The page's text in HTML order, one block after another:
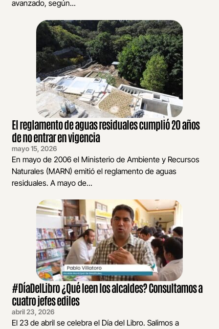
avanzado, según...
El reglamento de aguas residuales cumplió 20 años
de no entrar en vigencia
mayo 15, 2026
En mayo de 2006 el Ministerio de Ambiente y Recursos
Naturales (MARN) emitió el reglamento de aguas
residuales. A mayo de...
#DíaDelLibro ¿Qué leen los alcaldes? Consultamos a
cuatro jefes ediles
abril 23, 2026
El 23 de abril se celebra el Día del Libro. Salimos a